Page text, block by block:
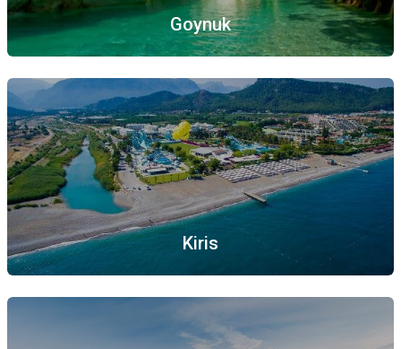
Goynuk
Kiris